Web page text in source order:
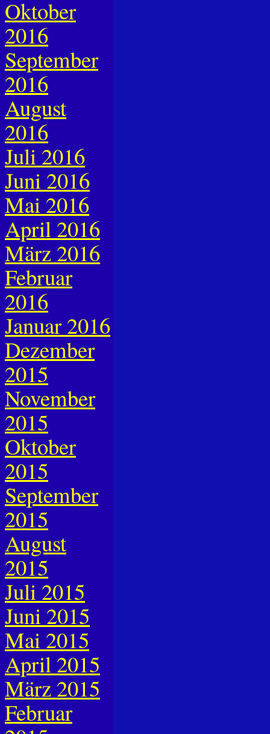
Oktober
2016
September
2016
August
2016
Juli 2016
Juni 2016
Mai 2016
April 2016
März 2016
Februar
2016
Januar 2016
Dezember
2015
November
2015
Oktober
2015
September
2015
August
2015
Juli 2015
Juni 2015
Mai 2015
April 2015
März 2015
Februar